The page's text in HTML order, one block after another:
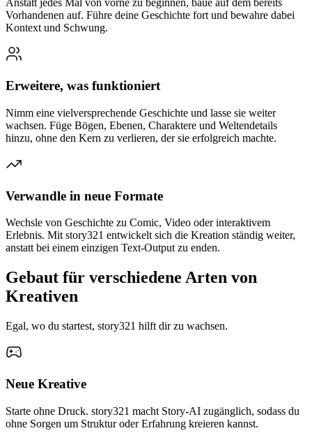
Anstatt jedes Mal von vorne zu beginnen, baue auf dem bereits
Vorhandenen auf. Führe deine Geschichte fort und bewahre dabei
Kontext und Schwung.
Erweitere, was funktioniert
Nimm eine vielversprechende Geschichte und lasse sie weiter
wachsen. Füge Bögen, Ebenen, Charaktere und Weltendetails
hinzu, ohne den Kern zu verlieren, der sie erfolgreich machte.
Verwandle in neue Formate
Wechsle von Geschichte zu Comic, Video oder interaktivem
Erlebnis. Mit story321 entwickelt sich die Kreation ständig weiter,
anstatt bei einem einzigen Text-Output zu enden.
Gebaut für verschiedene Arten von
Kreativen
Egal, wo du startest, story321 hilft dir zu wachsen.
Neue Kreative
Starte ohne Druck. story321 macht Story-AI zugänglich, sodass du
ohne Sorgen um Struktur oder Erfahrung kreieren kannst.